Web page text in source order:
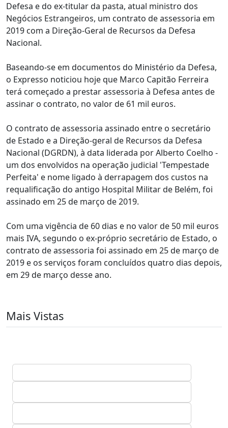
Defesa e do ex-titular da pasta, atual ministro dos
Negócios Estrangeiros, um contrato de assessoria em
2019 com a Direção-Geral de Recursos da Defesa
Nacional.
Baseando-se em documentos do Ministério da Defesa,
o Expresso noticiou hoje que Marco Capitão Ferreira
terá começado a prestar assessoria à Defesa antes de
assinar o contrato, no valor de 61 mil euros.
O contrato de assessoria assinado entre o secretário
de Estado e a Direção-geral de Recursos da Defesa
Nacional (DGRDN), à data liderada por Alberto Coelho -
um dos envolvidos na operação judicial 'Tempestade
Perfeita' e nome ligado à derrapagem dos custos na
requalificação do antigo Hospital Militar de Belém, foi
assinado em 25 de março de 2019.
Com uma vigência de 60 dias e no valor de 50 mil euros
mais IVA, segundo o ex-próprio secretário de Estado, o
contrato de assessoria foi assinado em 25 de março de
2019 e os serviços foram concluídos quatro dias depois,
em 29 de março desse ano.
Mais Vistas